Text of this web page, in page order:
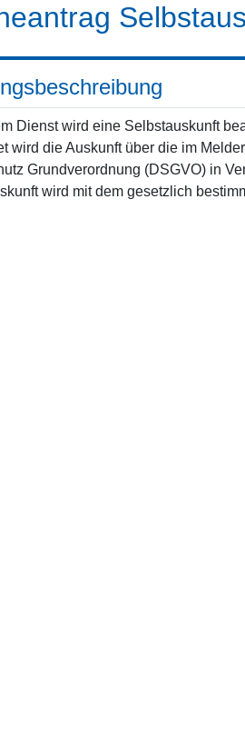
Dienst wird eine Selbstauskunft
wird die Auskunft über die im
Grundverordnung (DSGVO) in
wird mit dem gesetzlich